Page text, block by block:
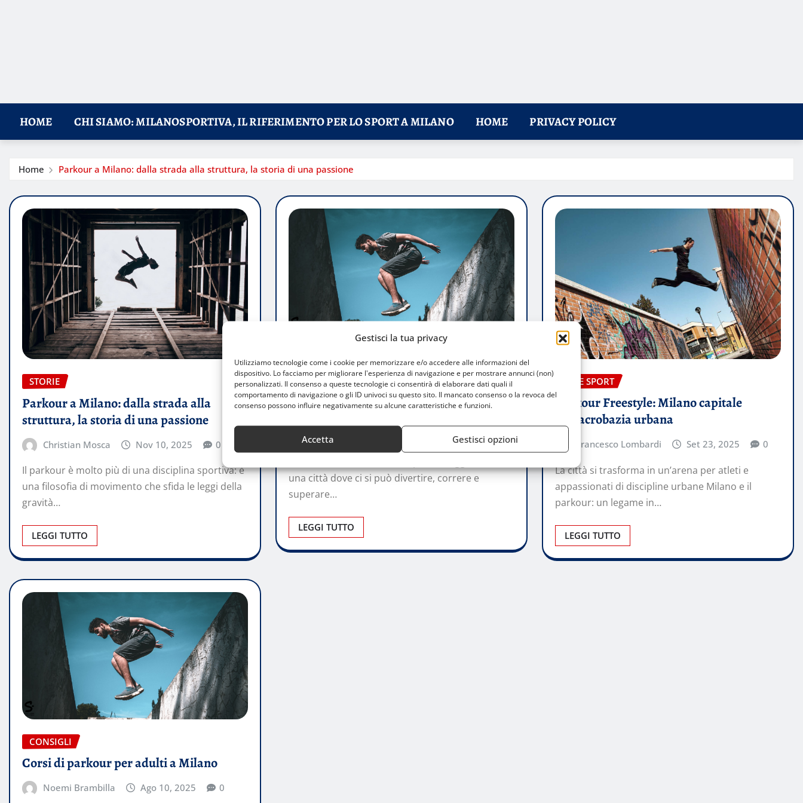
Gestisci la tua privacy
Utilizziamo tecnologie come i cookie per memorizzare e/o accedere alle informazioni del
dispositivo. Lo facciamo per migliorare l'esperienza di navigazione e per mostrare annunci (non)
personalizzati. Il consenso a queste tecnologie ci consentirà di elaborare dati quali il
comportamento di navigazione o gli ID univoci su questo sito. Il mancato consenso o la revoca del
consenso possono influire negativamente su alcune caratteristiche e funzioni.
Accetta Gestisci opzioni
HOME CHI SIAMO: MILANOSPORTIVA, IL RIFERIMENTO PER LO SPORT A MILANO HOME PRIVACY POLICY
Home Parkour a Milano: dalla strada alla struttura, la storia di una passione
STORIE
Parkour a Milano: dalla strada alla
struttura, la storia di una passione
Christian Mosca Nov 10, 2025 0
Il parkour è molto più di una disciplina sportiva: è
una filosofia di movimento che sfida le leggi della
gravità…
LEGGI TUTTO
CONSIGLI
Parkour e acrobazie a Milano: tra Zero-
Gravity e Hyperspace
0
una città dove ci si può divertire, correre e
superare…
LEGGI TUTTO
FARE SPORT
Parkour Freestyle: Milano capitale
dell’acrobazia urbana
Francesco Lombardi Set 23, 2025 0
La città si trasforma in un’arena per atleti e
appassionati di discipline urbane Milano e il
parkour: un legame in…
LEGGI TUTTO
CONSIGLI
Corsi di parkour per adulti a Milano
Noemi Brambilla Ago 10, 2025 0